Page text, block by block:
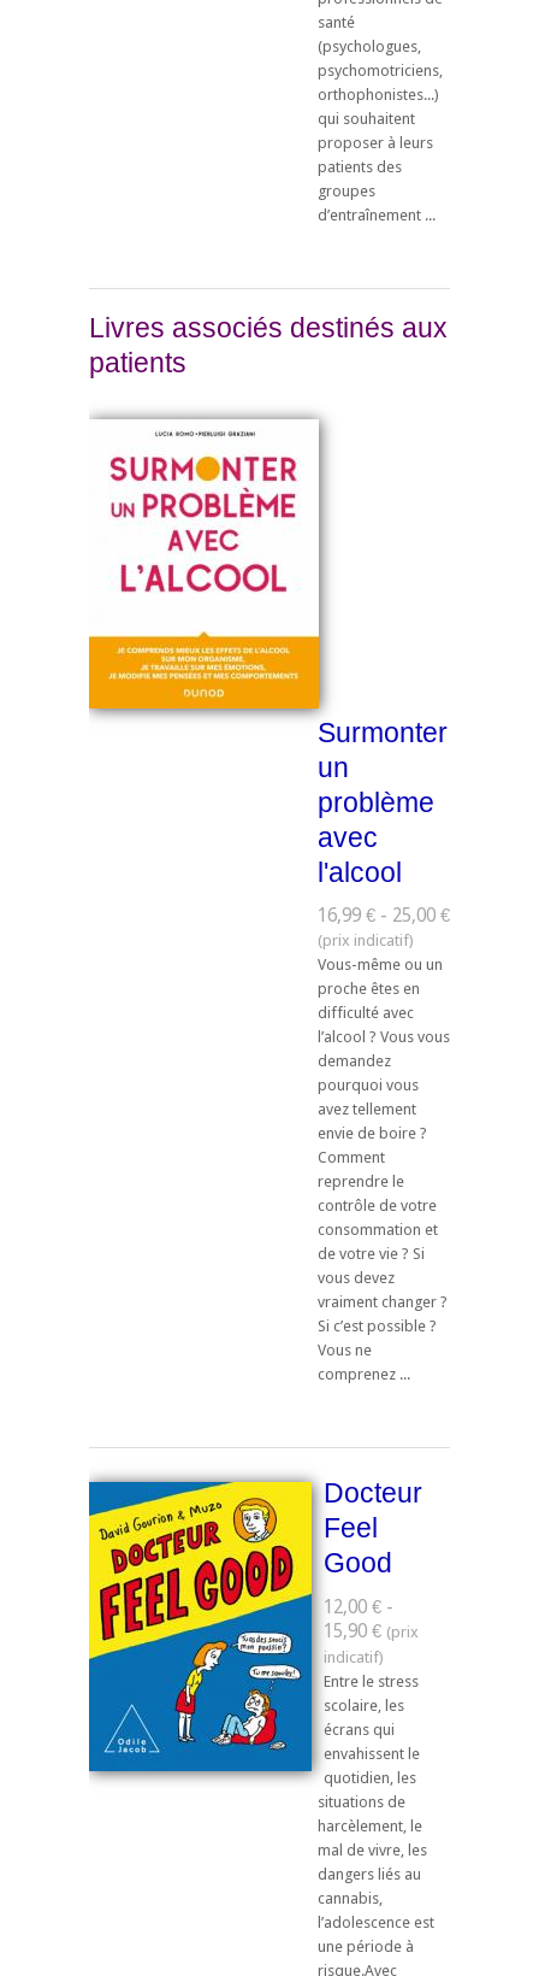
santé
(psychologues,
psychomotriciens,
orthophonistes...)
qui souhaitent
proposer à leurs
patients des
groupes
d’entraînement ...
Livres associés destinés aux
patients
Surmonter
un
problème
avec
l'alcool
16,99 € - 25,00 €
Vous-même ou un
proche êtes en
difficulté avec
l’alcool ? Vous vous
demandez
pourquoi vous
avez tellement
envie de boire ?
Comment
reprendre le
contrôle de votre
consommation et
de votre vie ? Si
vous devez
vraiment changer ?
Si c’est possible ?
Vous ne
comprenez ...
Docteur
Feel
Good
12,00 € -
15,90 €
Entre le stress
scolaire, les
écrans qui
envahissent le
quotidien, les
situations de
harcèlement, le
mal de vivre, les
dangers liés au
cannabis,
l’adolescence est
une période à
risque.Avec